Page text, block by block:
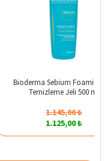
Bioderma Sebium Foaming
Temizleme Jeli 500 ml
1.145,00 ₺
1.125,00 ₺